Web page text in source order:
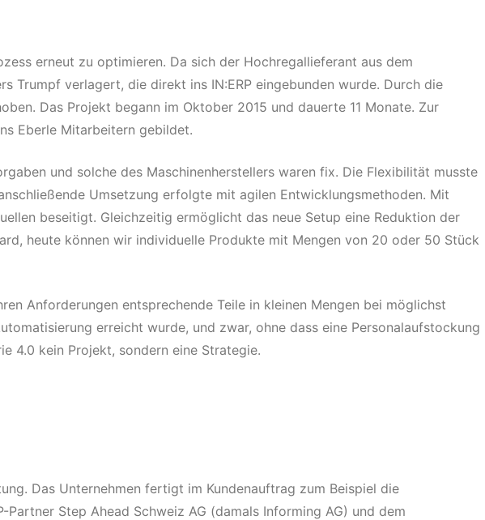
erneut zu optimieren. Da sich der Hochregallieferant aus dem
Trumpf verlagert, die direkt ins IN:ERP eingebunden wurde. Durch die
Das Projekt begann im Oktober 2015 und dauerte 11 Monate. Zur
Eberle Mitarbeitern gebildet.
und solche des Maschinenherstellers waren fix. Die Flexibilität musste
Umsetzung erfolgte mit agilen Entwicklungsmethoden. Mit
beseitigt. Gleichzeitig ermöglicht das neue Setup eine Reduktion der
heute können wir individuelle Produkte mit Mengen von 20 oder 50 Stück
Anforderungen entsprechende Teile in kleinen Mengen bei möglichst
erreicht wurde, und zwar, ohne dass eine Personalaufstockung
4.0 kein Projekt, sondern eine Strategie.
Das Unternehmen fertigt im Kundenauftrag zum Beispiel die
Step Ahead Schweiz AG (damals Informing AG) und dem